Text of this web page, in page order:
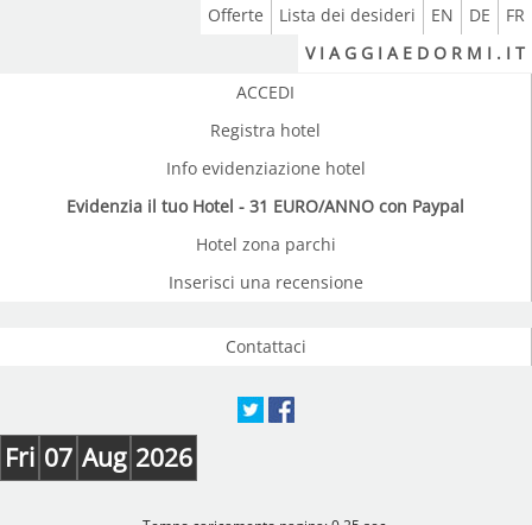
FR
DE
EN
Lista dei desideri
Offerte
V I A G G I A E D O R M I . I T
ACCEDI
Registra hotel
Info evidenziazione hotel
Evidenzia il tuo Hotel - 31 EURO/ANNO con Paypal
Hotel zona parchi
Inserisci una recensione
Contattaci
Fri 07 Aug 2026